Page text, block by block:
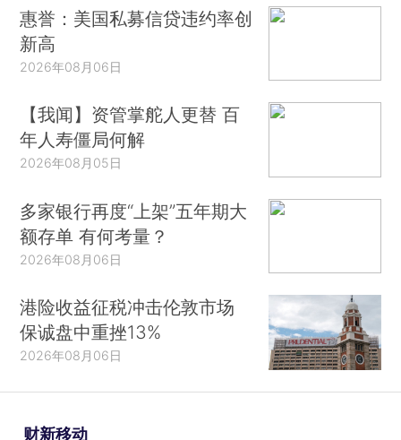
惠誉：美国私募信贷违约率创
新高
2026年08月06日
【我闻】资管掌舵人更替 百
年人寿僵局何解
2026年08月05日
多家银行再度“上架”五年期大
额存单 有何考量？
2026年08月06日
港险收益征税冲击伦敦市场
保诚盘中重挫13%
2026年08月06日
财新移动